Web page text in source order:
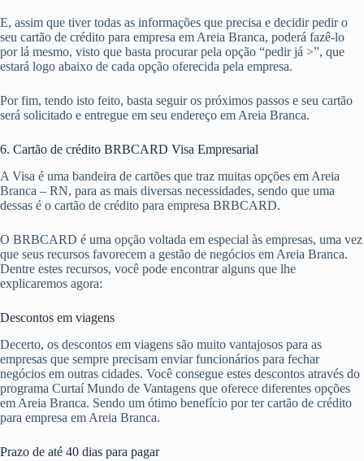
E, assim que tiver todas as informações que precisa e decidir pedir o
seu cartão de crédito para empresa em Areia Branca, poderá fazê-lo
por lá mesmo, visto que basta procurar pela opção “pedir já >”, que
estará logo abaixo de cada opção oferecida pela empresa.
Por fim, tendo isto feito, basta seguir os próximos passos e seu cartão
será solicitado e entregue em seu endereço em Areia Branca.
6. Cartão de crédito BRBCARD Visa Empresarial
A Visa é uma bandeira de cartões que traz muitas opções em Areia
Branca – RN, para as mais diversas necessidades, sendo que uma
dessas é o cartão de crédito para empresa BRBCARD.
O BRBCARD é uma opção voltada em especial às empresas, uma vez
que seus recursos favorecem a gestão de negócios em Areia Branca.
Dentre estes recursos, você pode encontrar alguns que lhe
explicaremos agora:
Descontos em viagens
Decerto, os descontos em viagens são muito vantajosos para as
empresas que sempre precisam enviar funcionários para fechar
negócios em outras cidades. Você consegue estes descontos através do
programa Curtaí Mundo de Vantagens que oferece diferentes opções
em Areia Branca. Sendo um ótimo benefício por ter cartão de crédito
para empresa em Areia Branca.
Prazo de até 40 dias para pagar